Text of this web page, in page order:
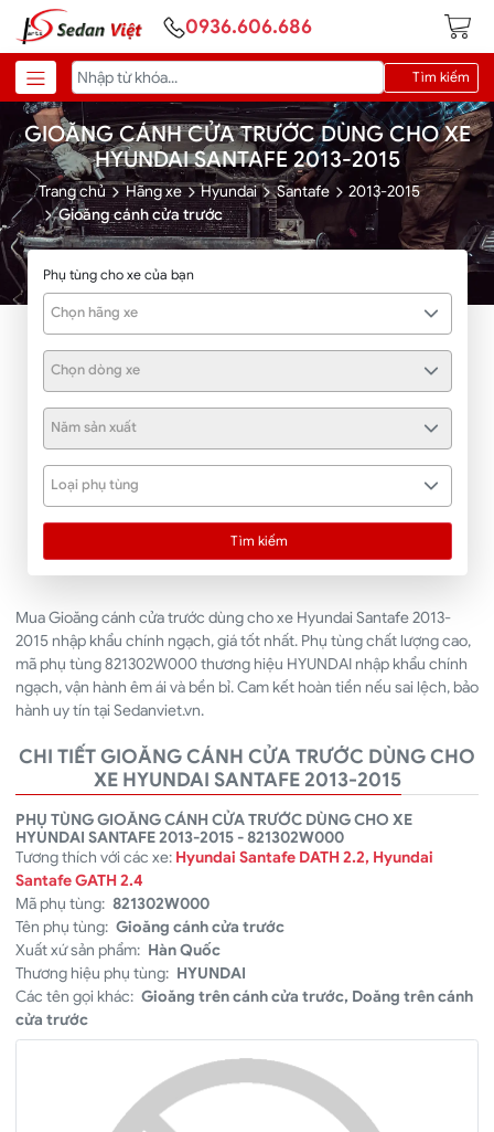
0936.606.686
Tìm kiếm
GIOĂNG CÁNH CỬA TRƯỚC DÙNG CHO XE
HYUNDAI SANTAFE 2013-2015
Trang chủ Hãng xe Hyundai Santafe
2013-2015
Gioăng cánh cửa trước
Phụ tùng cho xe của bạn
Chọn hãng xe
Chọn dòng xe
Năm sản xuất
Loại phụ tùng
Tìm kiếm
Mua Gioăng cánh cửa trước dùng cho xe Hyundai Santafe 2013-
2015 nhập khẩu chính ngạch, giá tốt nhất. Phụ tùng chất lượng cao,
mã phụ tùng 821302W000 thương hiệu HYUNDAI nhập khẩu chính
ngạch, vận hành êm ái và bền bỉ. Cam kết hoàn tiền nếu sai lệch, bảo
hành uy tín tại Sedanviet.vn.
CHI TIẾT GIOĂNG CÁNH CỬA TRƯỚC DÙNG CHO
XE HYUNDAI SANTAFE 2013-2015
PHỤ TÙNG GIOĂNG CÁNH CỬA TRƯỚC DÙNG CHO XE
HYUNDAI SANTAFE 2013-2015 - 821302W000
Tương thích với các xe: Hyundai Santafe DATH 2.2, Hyundai
Santafe GATH 2.4
Mã phụ tùng: 821302W000
Tên phụ tùng: Gioăng cánh cửa trước
Xuất xứ sản phẩm: Hàn Quốc
Thương hiệu phụ tùng: HYUNDAI
Các tên gọi khác: Gioăng trên cánh cửa trước, Doăng trên cánh
cửa trước